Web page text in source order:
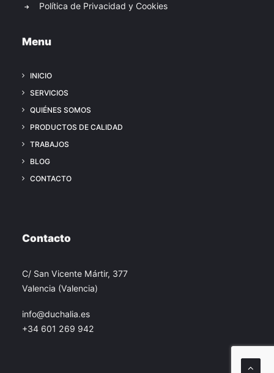
Política de Privacidad y Cookies
Menu
INICIO
SERVICIOS
QUIÉNES SOMOS
PRODUCTOS DE CALIDAD
TRABAJOS
BLOG
CONTACTO
Contacto
C/ San Vicente Mártir, 377
Valencia (Valencia)
info@duchalia.es
+34 601 269 942